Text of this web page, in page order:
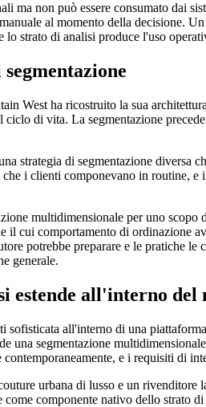
ma non può essere consumato dai
al momento della decisione.
strato di analisi produce l'uso
West ha ricostruito la sua
di vita. La segmentazione
strategia di segmentazione diversa
i clienti componevano in routine,
multidimensionale per uno
cui comportamento di
potrebbe preparare e le pratiche
generale.
estende all'interno
all'interno di una
una segmentazione
e i requisiti di
urbana di lusso e un rivenditore
componente nativo dello strato